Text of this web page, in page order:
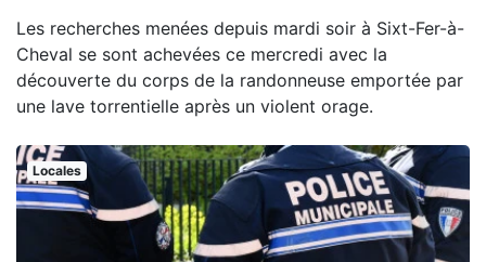
Les recherches menées depuis mardi soir à Sixt-Fer-à-
Cheval se sont achevées ce mercredi avec la
découverte du corps de la randonneuse emportée par
une lave torrentielle après un violent orage.
Locales